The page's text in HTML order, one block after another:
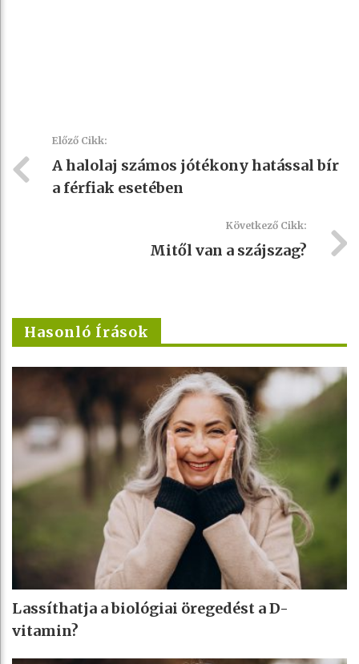
Előző Cikk:
A halolaj számos jótékony hatással bír
a férfiak esetében
Következő Cikk:
Mitől van a szájszag?
Hasonló Írások
Lassíthatja a biológiai öregedést a D-
vitamin?